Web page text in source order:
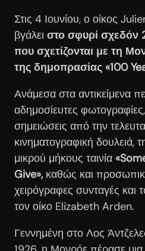
Στις 4 Ιουνίου, ο οίκος
βγάλει στο σφυρί σχεδόν
που σχετίζονται με τη
της δημοπρασίας «100
Ανάμεσα στα αντικείμενα
αδημοσίευτες
σημειώσεις από την
κινηματογραφική δουλειά,
μικρού μήκους ταινία
Give»,καθώς και
χειρόγραφες συνταγές και
τον οίκο Elizabeth Arden.
Γεννημένη στο Λος